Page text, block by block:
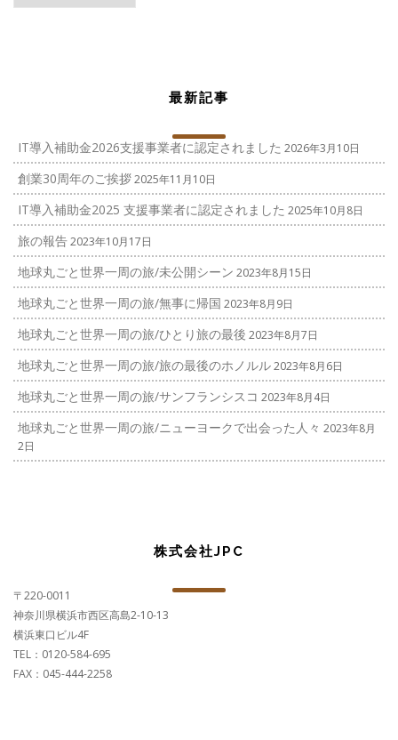
最新記事
IT導入補助金2026支援事業者に認定されました 2026年3月10日
創業30周年のご挨拶2025年11月10日
IT導入補助金2025 支援事業者に認定されました 2025年10月8日
旅の報告2023年10月17日
地球丸ごと世界一周の旅/未公開シーン 2023年8月15日
地球丸ごと世界一周の旅/無事に帰国 2023年8月9日
地球丸ごと世界一周の旅/ひとり旅の最後 2023年8月7日
地球丸ごと世界一周の旅/旅の最後のホノルル2023年8月6日
地球丸ごと世界一周の旅/サンフランシスコ 2023年8月4日
地球丸ごと世界一周の旅/ニューヨークで出会った人々 2023年8月
2日
株式会社JPC
〒220-0011
神奈川県横浜市西区高島2-10-13
横浜東口ビル4F
TEL：0120-584-695
FAX：045-444-2258